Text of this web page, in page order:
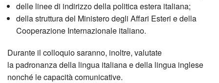
delle linee di indirizzo della politica estera italiana;
della struttura del Ministero degli Affari Esteri e della
Cooperazione Internazionale italiano.
Durante il colloquio saranno, inoltre, valutate
la padronanza della lingua italiana e della lingua inglese
nonché le capacità comunicative.